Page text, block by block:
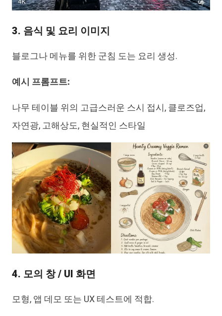
3. 음식 및 요리 이미지
블로그나 메뉴를 위한 군침 도는 요리 생성.
예시 프롬프트:
나무 테이블 위의 고급스러운 스시 접시, 클로즈업,
자연광, 고해상도, 현실적인 스타일
4. 모의 창 / UI 화면
모형, 앱 데모 또는 UX 테스트에 적합.